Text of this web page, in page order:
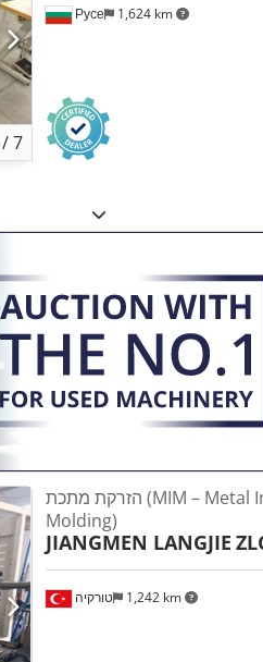
/7
Русе 1,624 km
טורקיה 1,242 km
הזרקת מתכת (MIM – Metal Injection
Molding)
JIANGMEN LANGJIE